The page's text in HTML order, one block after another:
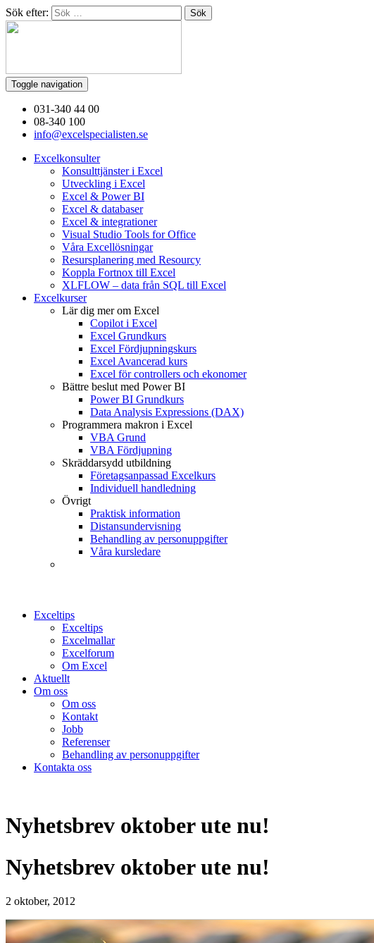
Sök efter:
Toggle navigation
031-340 44 00
08-340 100
info@excelspecialisten.se
Excelkonsulter
Konsulttjänster i Excel
Utveckling i Excel
Excel & Power BI
Excel & databaser
Excel & integrationer
Visual Studio Tools for Office
Våra Excellösningar
Resursplanering med Resourcy
Koppla Fortnox till Excel
XLFLOW – data från SQL till Excel
Excelkurser
Lär dig mer om Excel
Copilot i Excel
Excel Grundkurs
Excel Fördjupningskurs
Excel Avancerad kurs
Excel för controllers och ekonomer
Bättre beslut med Power BI
Power BI Grundkurs
Data Analysis Expressions (DAX)
Programmera makron i Excel
VBA Grund
VBA Fördjupning
Skräddarsydd utbildning
Företagsanpassad Excelkurs
Individuell handledning
Övrigt
Praktisk information
Distansundervisning
Behandling av personuppgifter
Våra kursledare
Exceltips
Exceltips
Excelmallar
Excelforum
Om Excel
Aktuellt
Om oss
Om oss
Kontakt
Jobb
Referenser
Behandling av personuppgifter
Kontakta oss
Nyhetsbrev oktober ute nu!
Nyhetsbrev oktober ute nu!
2 oktober, 2012